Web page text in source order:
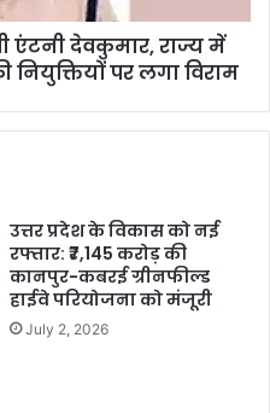
एंटनी देवकुमार, राज्य में
नियुक्तियों पर लगा विराम
उत्तर प्रदेश के विकास को नई
रफ्तार: ₹7,145 करोड़ की
कानपुर-कबरई ग्रीनफील्ड
हाईवे परियोजना को मंजूरी
July 2, 2026